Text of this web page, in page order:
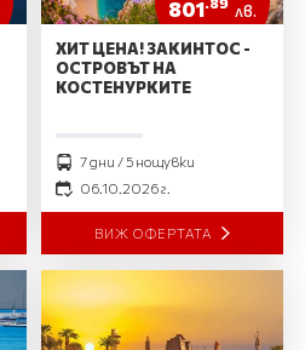
801
лв.
ХИТ ЦЕНА! ЗАКИНТОС -
ОСТРОВЪТ НА
КОСТЕНУРКИТЕ
7 дни / 5 нощувки
06.10.2026 г.
ВИЖ ОФЕРТАТА